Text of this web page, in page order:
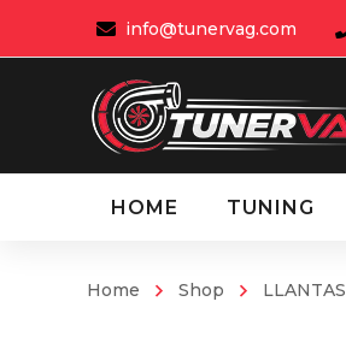
info@tunervag.com
HOME TUNING
Home Shop LLANTAS